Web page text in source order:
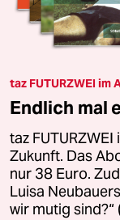
taz FUTURZWEI im
Endlich mal
taz
Zukunft. Das
nur 38 Euro.
Luisa
wir mutig